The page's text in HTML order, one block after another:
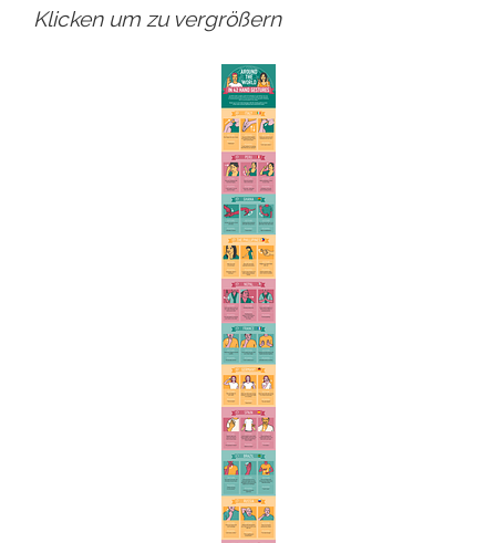
Klicken um zu vergrößern